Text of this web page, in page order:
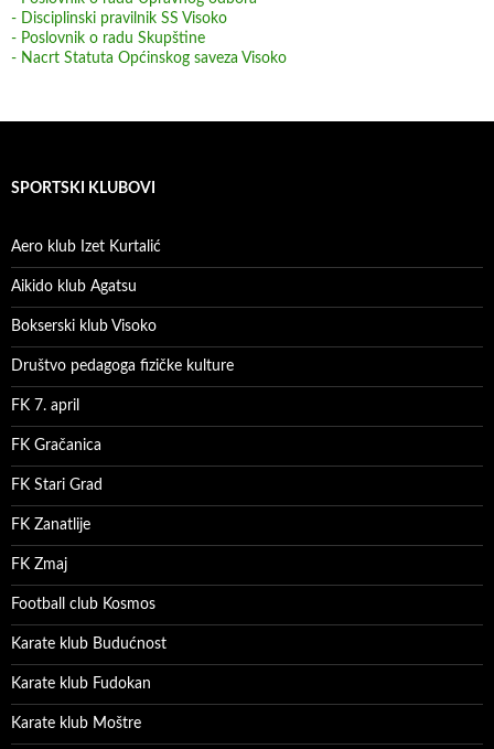
- Disciplinski pravilnik SS Visoko
- Poslovnik o radu Skupštine
- Nacrt Statuta Općinskog saveza Visoko
SPORTSKI KLUBOVI
Aero klub Izet Kurtalić
Aikido klub Agatsu
Bokserski klub Visoko
Društvo pedagoga fizičke kulture
FK 7. april
FK Gračanica
FK Stari Grad
FK Zanatlije
FK Zmaj
Football club Kosmos
Karate klub Budućnost
Karate klub Fudokan
Karate klub Moštre